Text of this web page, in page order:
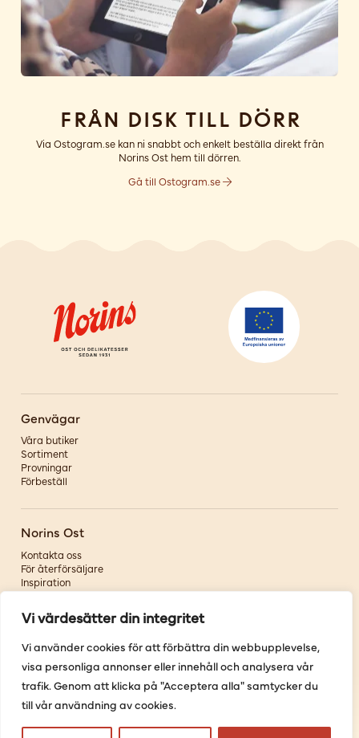
Vi värdesätter din integritet
Vi använder cookies för att förbättra din webbupplevelse,
visa personliga annonser eller innehåll och analysera vår
trafik. Genom att klicka på "Acceptera alla" samtycker du
till vår användning av cookies.
Från disk till dörr
Via Ostogram.se kan ni snabbt och enkelt beställa direkt från
Norins Ost hem till dörren.
Gå till Ostogram.se
Genvägar
Våra butiker
Sortiment
Provningar
Förbeställ
Norins Ost
Kontakta oss
För återförsäljare
Inspiration
Om oss
Följ oss
Facebook
Instagram
Youtube